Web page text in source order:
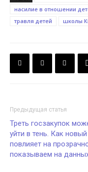
насилие в отношении
травля детей
школы
Предыдущая статья
Треть госзакупок
уйти в тень. Как
повлияет на
показываем на